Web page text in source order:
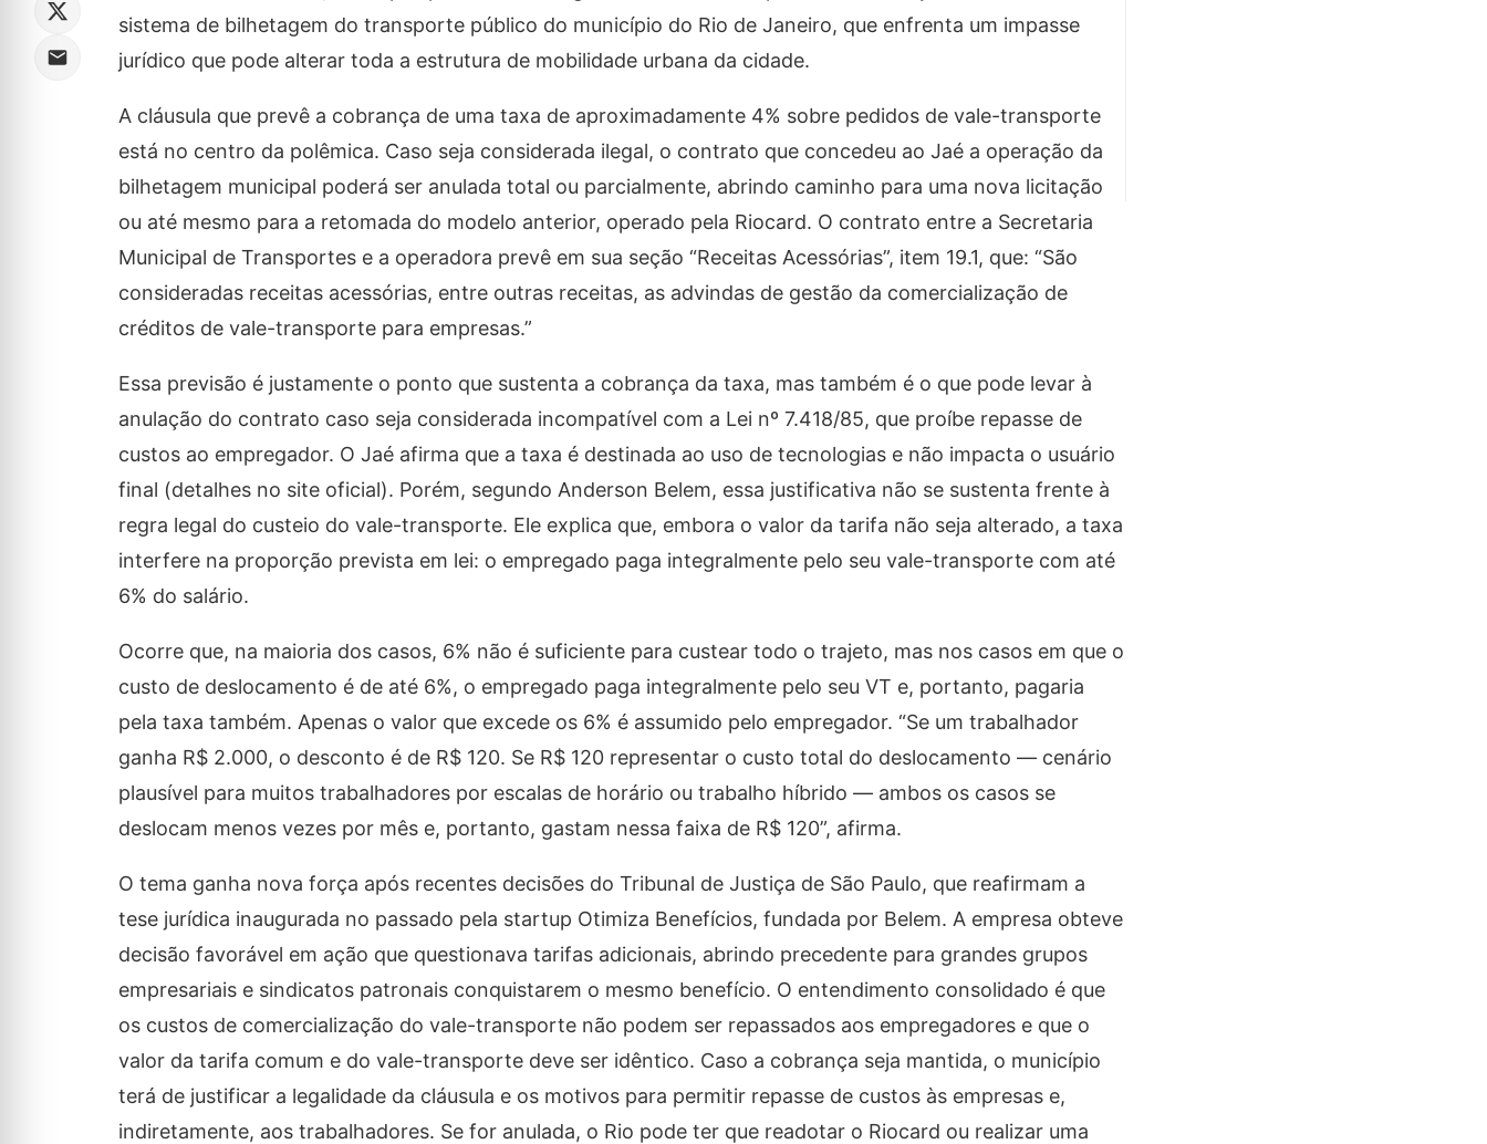
sistema de bilhetagem do transporte público do município do Rio de Janeiro, que enfrenta um impasse
jurídico que pode alterar toda a estrutura de mobilidade urbana da cidade.
A cláusula que prevê a cobrança de uma taxa de aproximadamente 4% sobre pedidos de vale-transporte
está no centro da polêmica. Caso seja considerada ilegal, o contrato que concedeu ao Jaé a operação da
bilhetagem municipal poderá ser anulada total ou parcialmente, abrindo caminho para uma nova licitação
ou até mesmo para a retomada do modelo anterior, operado pela Riocard. O contrato entre a Secretaria
Municipal de Transportes e a operadora prevê em sua seção “Receitas Acessórias”, item 19.1, que: “São
consideradas receitas acessórias, entre outras receitas, as advindas de gestão da comercialização de
créditos de vale-transporte para empresas.”
Essa previsão é justamente o ponto que sustenta a cobrança da taxa, mas também é o que pode levar à
anulação do contrato caso seja considerada incompatível com a Lei nº 7.418/85, que proíbe repasse de
custos ao empregador. O Jaé afirma que a taxa é destinada ao uso de tecnologias e não impacta o usuário
final (detalhes no site oficial). Porém, segundo Anderson Belem, essa justificativa não se sustenta frente à
regra legal do custeio do vale-transporte. Ele explica que, embora o valor da tarifa não seja alterado, a taxa
interfere na proporção prevista em lei: o empregado paga integralmente pelo seu vale-transporte com até
6% do salário.
Ocorre que, na maioria dos casos, 6% não é suficiente para custear todo o trajeto, mas nos casos em que o
custo de deslocamento é de até 6%, o empregado paga integralmente pelo seu VT e, portanto, pagaria
pela taxa também. Apenas o valor que excede os 6% é assumido pelo empregador. “Se um trabalhador
ganha R$ 2.000, o desconto é de R$ 120. Se R$ 120 representar o custo total do deslocamento — cenário
plausível para muitos trabalhadores por escalas de horário ou trabalho híbrido — ambos os casos se
deslocam menos vezes por mês e, portanto, gastam nessa faixa de R$ 120”, afirma.
O tema ganha nova força após recentes decisões do Tribunal de Justiça de São Paulo, que reafirmam a
tese jurídica inaugurada no passado pela startup Otimiza Benefícios, fundada por Belem. A empresa obteve
decisão favorável em ação que questionava tarifas adicionais, abrindo precedente para grandes grupos
empresariais e sindicatos patronais conquistarem o mesmo benefício. O entendimento consolidado é que
os custos de comercialização do vale-transporte não podem ser repassados aos empregadores e que o
valor da tarifa comum e do vale-transporte deve ser idêntico. Caso a cobrança seja mantida, o município
terá de justificar a legalidade da cláusula e os motivos para permitir repasse de custos às empresas e,
indiretamente, aos trabalhadores. Se for anulada, o Rio pode ter que readotar o Riocard ou realizar uma